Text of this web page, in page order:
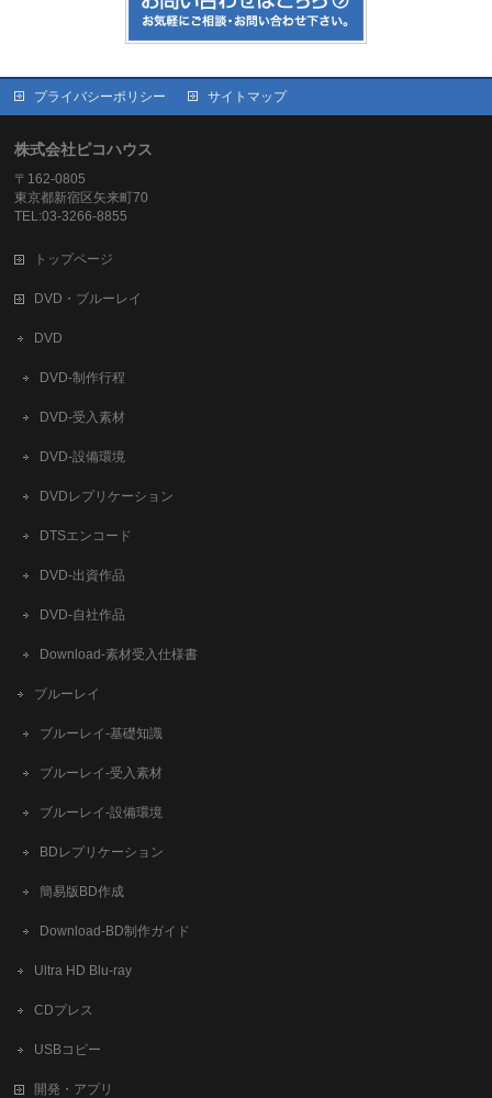
プライバシーポリシー サイトマップ
株式会社ピコハウス
〒162-0805
東京都新宿区矢来町70
TEL:03-3266-8855
トップページ
DVD・ブルーレイ
DVD
DVD-制作行程
DVD-受入素材
DVD-設備環境
DVDレプリケーション
DTSエンコード
DVD-出資作品
DVD-自社作品
​Download-素材受入仕様書
ブルーレイ
ブルーレイ-基礎知識
ブルーレイ-受入素材
ブルーレイ-設備環境
BDレプリケーション
簡易版BD作成
​Download-BD制作ガイド
Ultra HD Blu-ray
CDプレス
USBコピー
開発・アプリ